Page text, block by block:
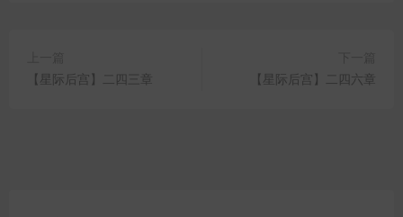
【星际后宫】二四三章
【星际后宫】二四六章